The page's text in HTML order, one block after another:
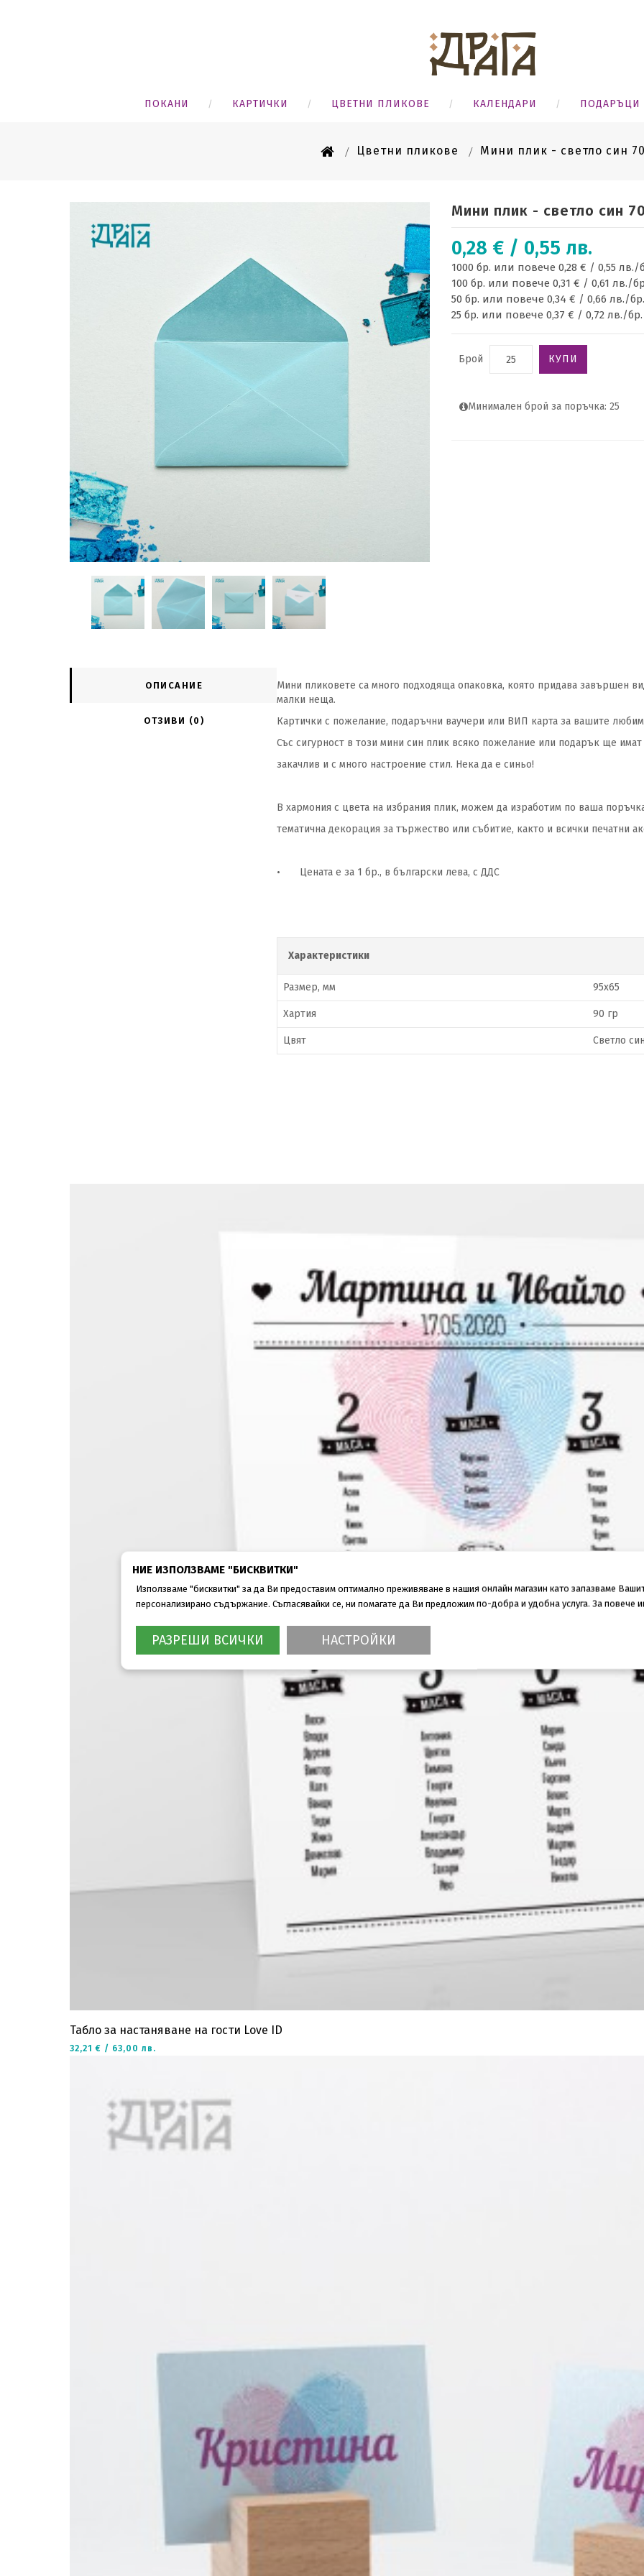
ПОКАНИ КАРТИЧКИ ЦВЕТНИ ПЛИКОВЕ КАЛЕНДАРИ ПОДАРЪЦИ
Цветни пликове Мини плик - светло син
Мини плик - светло син
0,28 € / 0,55 лв.
1000 бр. или повече 0,28 € / 0,55 лв./
100 бр. или повече 0,31 € / 0,61 лв./
50 бр. или повече 0,34 € / 0,66 лв./бр.
25 бр. или повече 0,37 € / 0,72 лв./бр.
Брой КУПИ
Минимален брой за поръчка: 25
ОПИСАНИЕ
ОТЗИВИ (0)
Мини пликовете са много подходяща опаковка, която придава завършен
малки неща.
Картички с пожелание, подаръчни ваучери или ВИП карта за вашите
Със сигурност в този мини син плик всяко пожелание или подарък ще имат
закачлив и с много настроение стил. Нека да е синьо!
В хармония с цвета на избрания плик, можем да изработим по ваша
тематична декорация за тържество или събитие, както и всички печатни
• Цената е за 1 бр., в български лева, с ДДС
Характеристики
Размер, мм 95x65
Хартия 90 гр
Цвят Светло
Табло за настаняване на гости Love ID
32,21 € / 63,00 лв.
НИЕ ИЗПОЛЗВАМЕ "БИСКВИТКИ"
Използваме "бисквитки" за да Ви предоставим оптимално преживяване в нашия онлайн магазин като запазваме
персонализирано съдържание. Съгласявайки се, ни помагате да Ви предложим по-добра и удобна услуга. За повече
РАЗРЕШИ ВСИЧКИ НАСТРОЙКИ